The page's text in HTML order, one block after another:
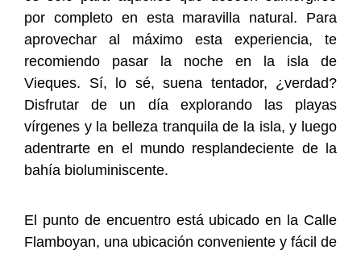
por completo en esta maravilla natural. Para
aprovechar al máximo esta experiencia, te
recomiendo pasar la noche en la isla de
Vieques. Sí, lo sé, suena tentador, ¿verdad?
Disfrutar de un día explorando las playas
vírgenes y la belleza tranquila de la isla, y luego
adentrarte en el mundo resplandeciente de la
bahía bioluminiscente.
El punto de encuentro está ubicado en la Calle
Flamboyan, una ubicación conveniente y fácil de